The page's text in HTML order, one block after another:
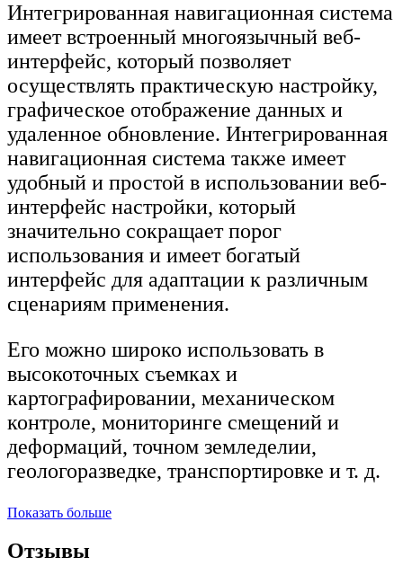
Интегрированная навигационная система
имеет встроенный многоязычный веб-
интерфейс, который позволяет
осуществлять практическую настройку,
графическое отображение данных и
удаленное обновление. Интегрированная
навигационная система также имеет
удобный и простой в использовании веб-
интерфейс настройки, который
значительно сокращает порог
использования и имеет богатый
интерфейс для адаптации к различным
сценариям применения.
Его можно широко использовать в
высокоточных съемках и
картографировании, механическом
контроле, мониторинге смещений и
деформаций, точном земледелии,
геологоразведке, транспортировке и т. д.
Показать больше
Отзывы